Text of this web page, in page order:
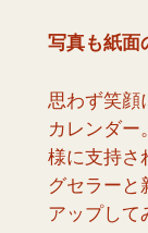
写真も紙面
思わず笑顔
カレンダー
様に支持さ
グセラーと
アップして